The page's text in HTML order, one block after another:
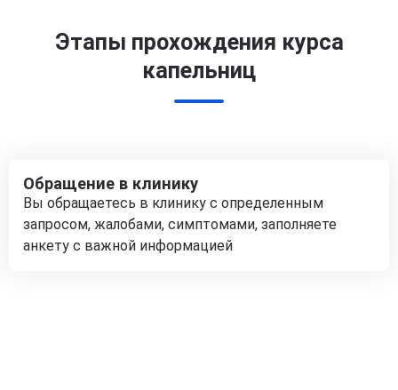
Этапы прохождения курса
капельниц
Обращение в клинику
Вы обращаетесь в клинику с определенным
запросом, жалобами, симптомами, заполняете
анкету с важной информацией